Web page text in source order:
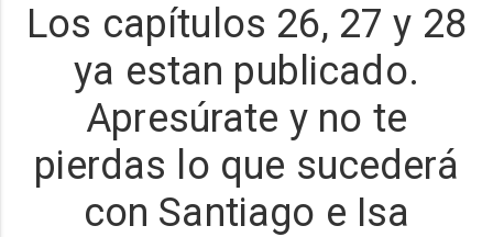
Los capítulos 26, 27 y 28
ya estan publicado.
Apresúrate y no te
pierdas lo que sucederá
con Santiago e Isa